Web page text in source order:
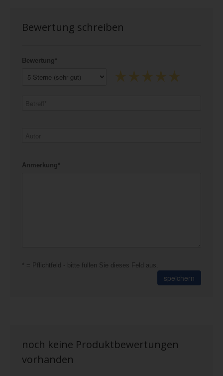
Bewertung schreiben
Bewertung*
Anmerkung*
* = Pflichtfeld - bitte füllen Sie dieses Feld aus.
speichern
noch keine Produktbewertungen
vorhanden